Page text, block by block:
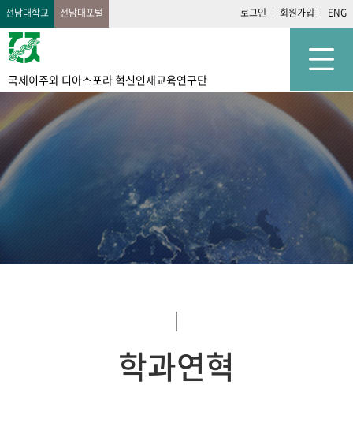
전남대학교 전남대포털 로그인 회원가입 ENG
국제이주와 디아스포라 혁신인재교육연구단
학과연혁